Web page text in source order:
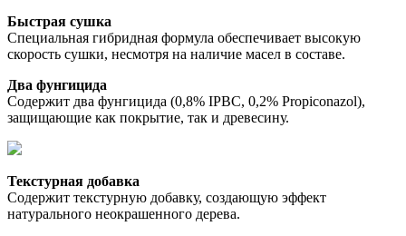
Быстрая сушка
Специальная гибридная формула обеспечивает высокую
скорость сушки, несмотря на наличие масел в составе.
Два фунгицида
Содержит два фунгицида (0,8% IPBC, 0,2% Propiconazol),
защищающие как покрытие, так и древесину.
Текстурная добавка
Содержит текстурную добавку, создающую эффект
натурального неокрашенного дерева.